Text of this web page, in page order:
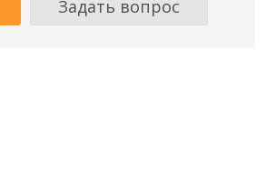
Задать вопрос